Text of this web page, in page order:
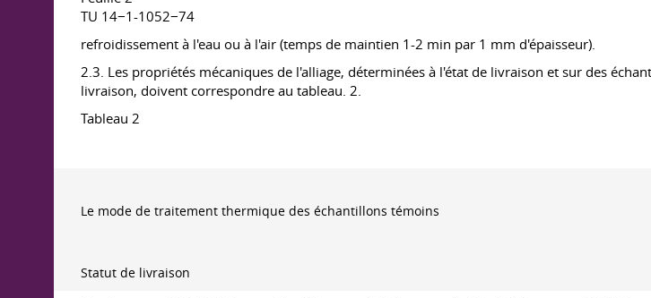
TU 14−1-1052−74
refroidissement à l'eau ou à l'air (temps de maintien 1-2 min par 1 mm d'épaisseur).
2.3. Les propriétés mécaniques de l'alliage, déterminées à l'état de livraison et sur des
livraison, doivent correspondre au tableau. 2.
Tableau 2
Le mode de traitement thermique des échantillons témoins
Statut de livraison